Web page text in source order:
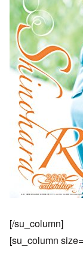
[/su_column]
[su_column